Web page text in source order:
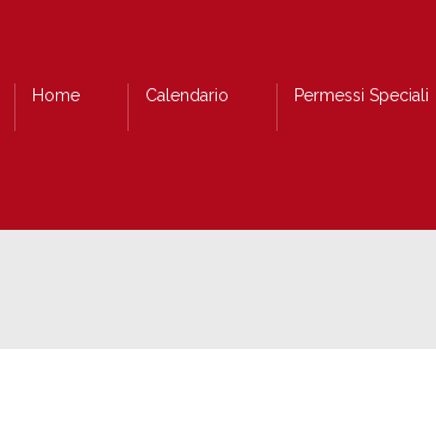
Home Calendario Permessi Speciali